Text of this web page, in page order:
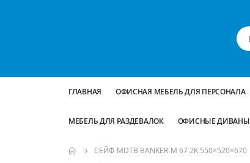
ГЛАВНАЯ ОФИСНАЯ МЕБЕЛЬ ДЛЯ ПЕРСОНАЛА
МЕБЕЛЬ ДЛЯ РАЗДЕВАЛОК ОФИСНЫЕ ДИВАНЫ
СЕЙФ MDTB BANKER-M 67 2K 550×520×670